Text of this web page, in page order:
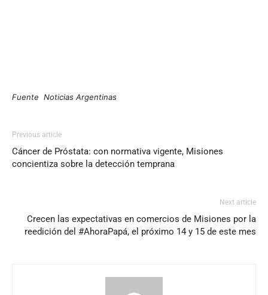
Fuente Noticias Argentinas
Previous article
Cáncer de Próstata: con normativa vigente, Misiones
concientiza sobre la detección temprana
Next article
Crecen las expectativas en comercios de Misiones por la
reedición del #AhoraPapá, el próximo 14 y 15 de este mes